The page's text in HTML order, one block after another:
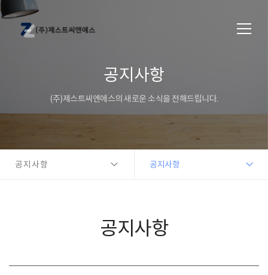
공지사항
(주)제스트씨엔에스의 새로운 소식을 전해드립니다.
공지사항 공지사항
공지사항